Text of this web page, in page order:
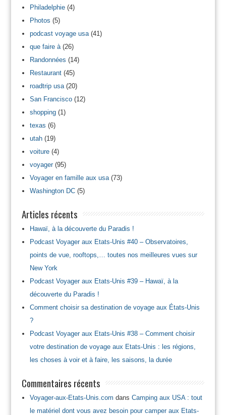
Philadelphie(4)
Photos (5)
podcast voyage usa(41)
que faire à(26)
Randonnées (14)
Restaurant(45)
roadtrip usa(20)
San Francisco(12)
shopping(1)
texas (6)
utah(19)
voiture(4)
voyager(95)
Voyager en famille aux usa(73)
Washington DC(5)
Articles récents
Hawaï, à la découverte du Paradis !
Podcast Voyager aux Etats-Unis #40 – Observatoires,
points de vue, rooftops,… toutes nos meilleures vues sur
New York
Podcast Voyager aux Etats-Unis #39 – Hawaï, à la
découverte du Paradis !
Comment choisir sa destination de voyage aux États-Unis
?
Podcast Voyager aux Etats-Unis #38 – Comment choisir
votre destination de voyage aux Etats-Unis : les régions,
les choses à voir et à faire, les saisons, la durée
Commentaires récents
Voyager-aux-Etats-Unis.com dans Camping aux USA : tout
le matériel dont vous avez besoin pour camper aux Etats-